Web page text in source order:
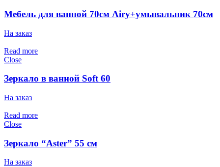
Мебель для ванной 70см Airy+умывальник 70см
На заказ
Read more
Close
Зеркало в ванной Soft 60
На заказ
Read more
Close
Зеркало “Aster” 55 см
На заказ